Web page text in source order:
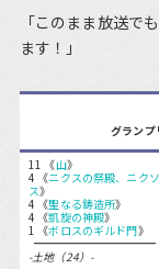
「このまま放送で
ます！」
グラン
11 《山》
4 《ニクスの祭殿、ニクソ
ス》
4 《聖なる鋳造所》
4 《凱旋の神殿》
1 《ボロスのギルド門》
-土地（24）-